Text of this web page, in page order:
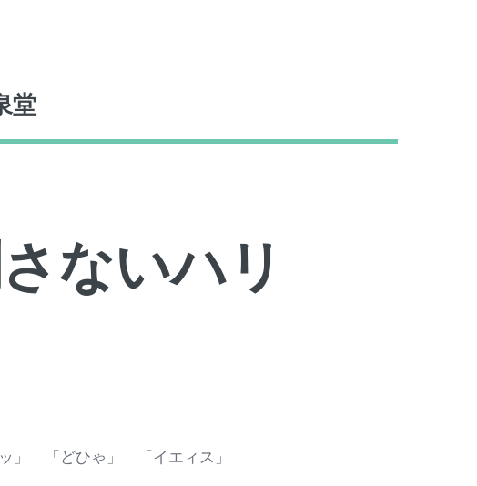
堂
いハリ
」 「どひゃ」 「イエィス」